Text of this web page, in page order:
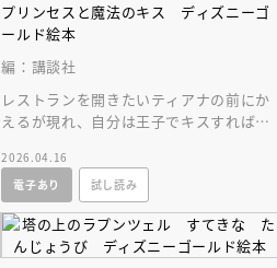
プリンセスと魔法のキス ディズニーゴ
ールド絵本
編：講談社
レストランを開きたいティアナの前にか
えるが現れ、自分は王子でキスすればお
もかえるに！
2026.04.16
電子あり
試し読み